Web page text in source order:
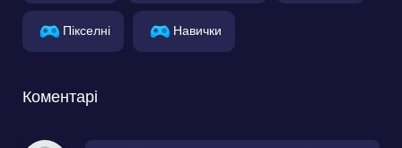
Пікселні Навички
Коментарі